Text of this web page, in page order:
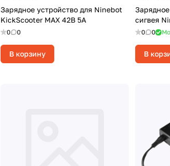
Зарядное устройство для Ninebot
KickScooter MAX 42В 5А
0 0
В корзину
сигвея
0 0
В